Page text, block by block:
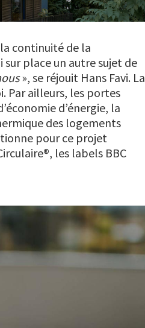
la continuité de la
place un autre sujet de
», se réjouit Hans Favi. La
Par ailleurs, les portes
d’énergie, la
des logements
pour ce projet
les labels BBC